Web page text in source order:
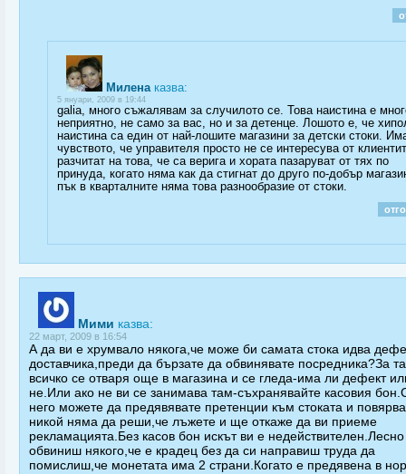
Милена казва:
5 януари, 2009 в 19:44
galia, много съжалявам за случилото се. Това наистина е
неприятно, не само за вас, но и за детенце. Лошото е, че
наистина са един от най-лошите магазини за детски стоки.
чувството, че управителя просто не се интересува от
разчитат на това, че са верига и хората пазаруват от тях по
принуда, когато няма как да стигнат до друго по-добър
пък в кварталните няма това разнообразие от стоки.
Мими казва:
22 март, 2009 в 16:54
А да ви е хрумвало някога,че може би самата стока идва
доставчика,преди да бързате да обвинявате посредника?За
всичко се отваря още в магазина и се гледа-има ли дефект
не.Или ако не ви се занимава там-съхранявайте касовия
него можете да предявявате претенции към стоката и
никой няма да реши,че лъжете и ще откаже да ви приеме
рекламацията.Без касов бон искът ви е
обвиниш някого,че е крадец без да си направиш труда да
помислиш,че монетата има 2 страни.Когато е предявена в